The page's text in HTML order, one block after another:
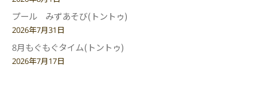
プール みずあそび(トントゥ)
2026年7月31日
8月もぐもぐタイム(トントゥ)
2026年7月17日